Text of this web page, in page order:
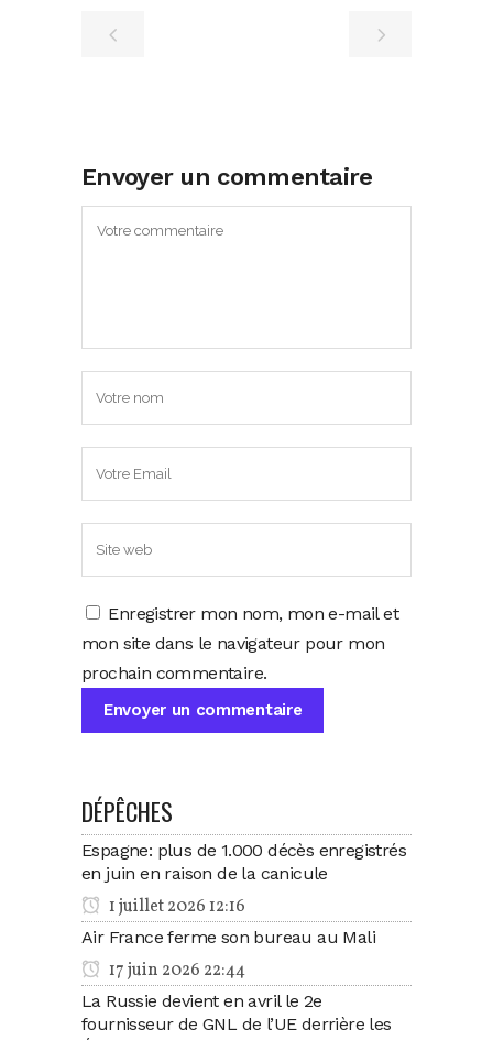
Envoyer un commentaire
Enregistrer mon nom, mon e-mail et
mon site dans le navigateur pour mon
prochain commentaire.
DÉPÊCHES
Espagne: plus de 1.000 décès enregistrés
en juin en raison de la canicule
1 juillet 2026 12:16
Air France ferme son bureau au Mali
17 juin 2026 22:44
La Russie devient en avril le 2e
fournisseur de GNL de l’UE derrière les